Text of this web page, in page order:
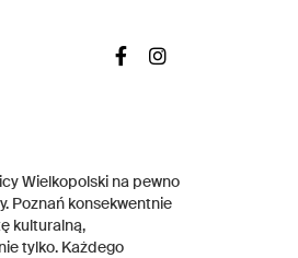
Wielkopolski na pewno
Poznań konsekwentnie
kulturalną,
tylko. Każdego